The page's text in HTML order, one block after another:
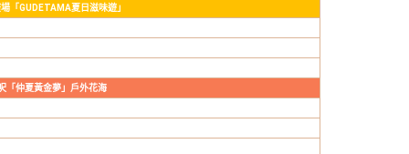
「GUDETAMA夏日滋味遊」
「仲夏黃金夢」戶外花海